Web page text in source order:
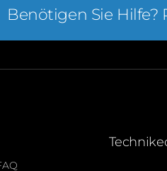
Benötigen Sie Hilfe?